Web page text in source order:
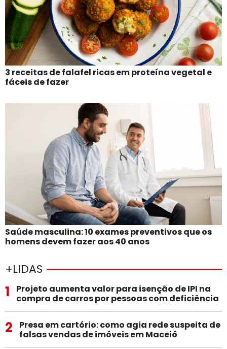
3 receitas de falafel ricas em proteína vegetal e
fáceis de fazer
Saúde masculina: 10 exames preventivos que os
homens devem fazer aos 40 anos
+LIDAS
1
Projeto aumenta valor para isenção de IPI na
compra de carros por pessoas com deficiência
2
Presa em cartório: como agia rede suspeita de
falsas vendas de imóveis em Maceió